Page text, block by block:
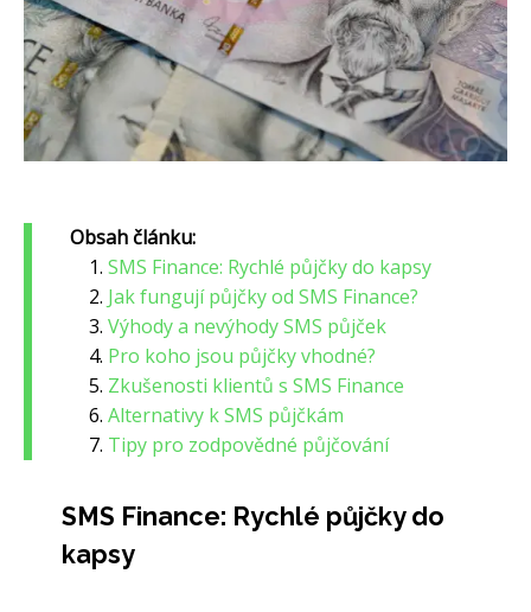
Obsah článku:
SMS Finance: Rychlé půjčky do kapsy
Jak fungují půjčky od SMS Finance?
Výhody a nevýhody SMS půjček
Pro koho jsou půjčky vhodné?
Zkušenosti klientů s SMS Finance
Alternativy k SMS půjčkám
Tipy pro zodpovědné půjčování
SMS Finance: Rychlé půjčky do
kapsy